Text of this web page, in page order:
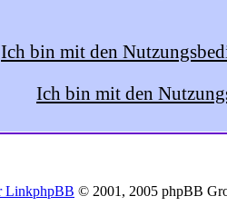
Ich bin mit den
Ich bin mit den
phpBB © 2001, 2005 phpBB